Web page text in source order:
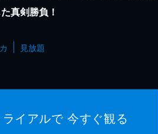
真剣勝負！
見放題
イアルで 今すぐ観る